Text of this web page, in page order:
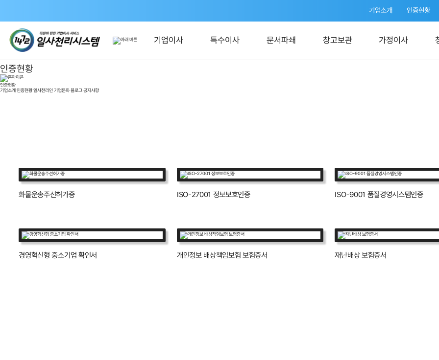
기업소개 인증현황
기업이사 특수이사 문서파쇄 창고보관 가정이사
인증현황
인증현황
기업소개인증현황일사천리인 기업문화블로그 공지사항
화물운송주선허가증 ISO-27001 정보보호인증 ISO-9001 품질경영시스템인증
경영혁신형 중소기업 확인서 개인정보 배상책임보험 보험증서 재난배상 보험증서